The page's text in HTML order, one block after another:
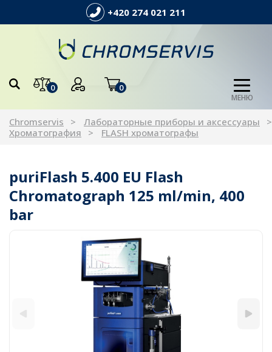
+420 274 021 211
0 0
МЕНЮ
Chromservis
Лабораторные приборы и аксессуары
Хроматография
FLASH хроматографы
puriFlash 5.400 EU Flash
Chromatograph 125 ml/min, 400
bar